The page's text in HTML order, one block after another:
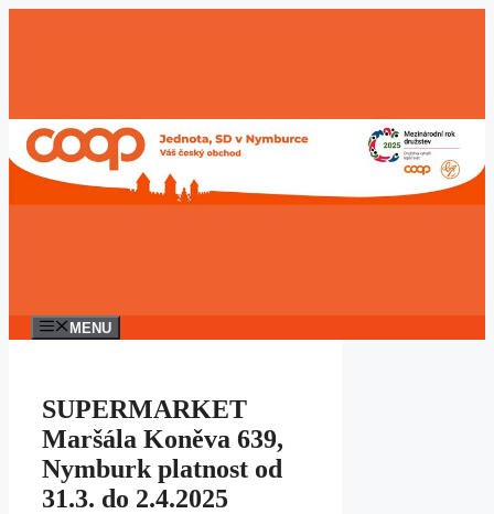
MENU
SUPERMARKET
Maršála Koněva 639,
Nymburk platnost od
31.3. do 2.4.2025